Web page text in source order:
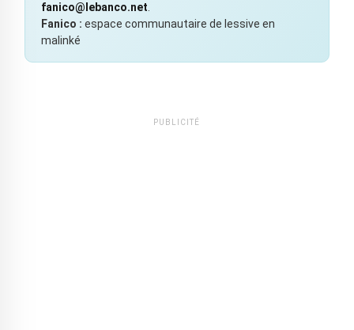
fanico@lebanco.net
Fanico : espace communautaire de lessive en
malinké
PUBLICITÉ